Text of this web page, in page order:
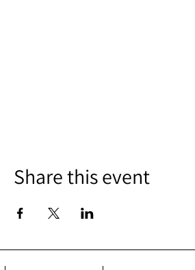
Share this event